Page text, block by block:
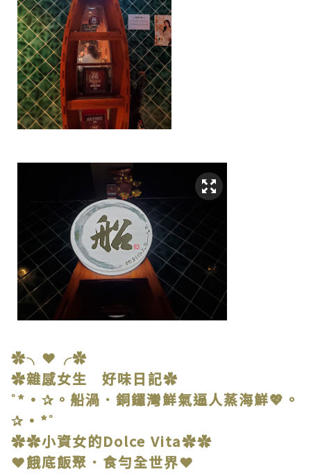
✿╮❤╭✿
✿雜感女生 好味日記✿
˚*•✰。船渦．銅鑼灣鮮氣逼人蒸海鮮💖。
✰•*˚
✿✿小資女的Dolce Vita✿✿
❤餓底飯聚．食勻全世界❤